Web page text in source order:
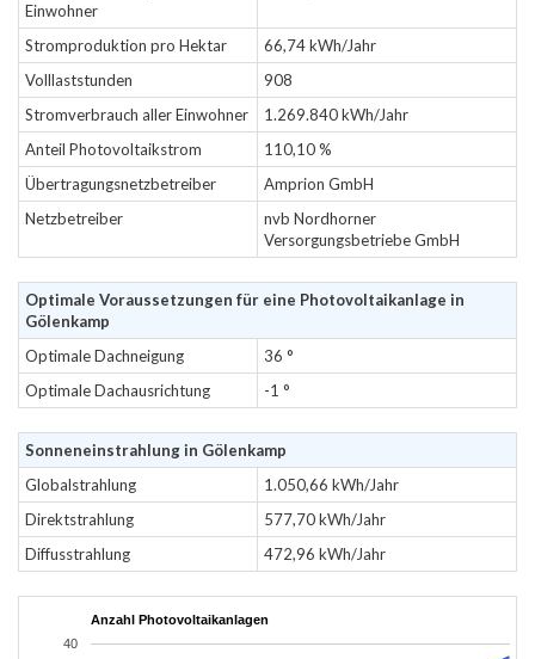
Einwohner
Stromproduktion pro Hektar
66,74 kWh/Jahr
Volllaststunden
908
Stromverbrauch aller Einwohner
1.269.840 kWh/Jahr
Anteil Photovoltaikstrom
110,10 %
Übertragungsnetzbetreiber
Amprion GmbH
Netzbetreiber
nvb Nordhorner
Versorgungsbetriebe GmbH
Optimale Voraussetzungen für eine Photovoltaikanlage in
Gölenkamp
Optimale Dachneigung
36 °
Optimale Dachausrichtung
-1 °
Sonneneinstrahlung in Gölenkamp
Globalstrahlung
1.050,66 kWh/Jahr
Direktstrahlung
577,70 kWh/Jahr
Diffusstrahlung
472,96 kWh/Jahr
Anzahl Photovoltaikanlagen
40